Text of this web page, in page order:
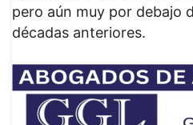
pero aún muy por debajo
décadas anteriores.